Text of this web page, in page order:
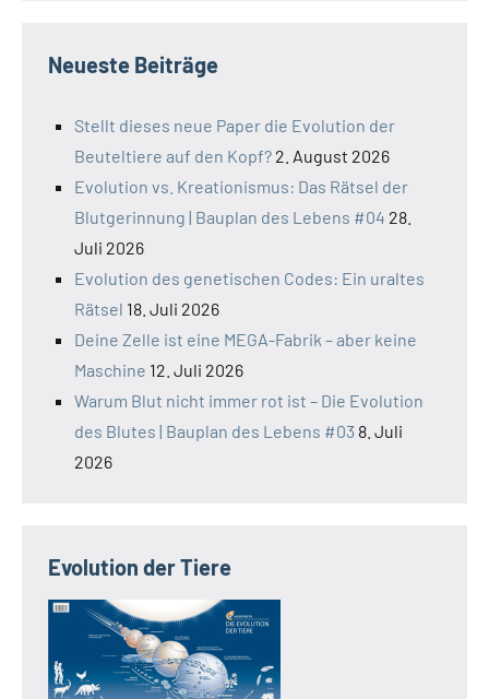
Neueste Beiträge
Stellt dieses neue Paper die Evolution der
Beuteltiere auf den Kopf? 2. August 2026
Evolution vs. Kreationismus: Das Rätsel der
Blutgerinnung | Bauplan des Lebens #04 28.
Juli 2026
Evolution des genetischen Codes: Ein uraltes
Rätsel 18. Juli 2026
Deine Zelle ist eine MEGA-Fabrik – aber keine
Maschine 12. Juli 2026
Warum Blut nicht immer rot ist – Die Evolution
des Blutes | Bauplan des Lebens #03 8. Juli
2026
Evolution der Tiere